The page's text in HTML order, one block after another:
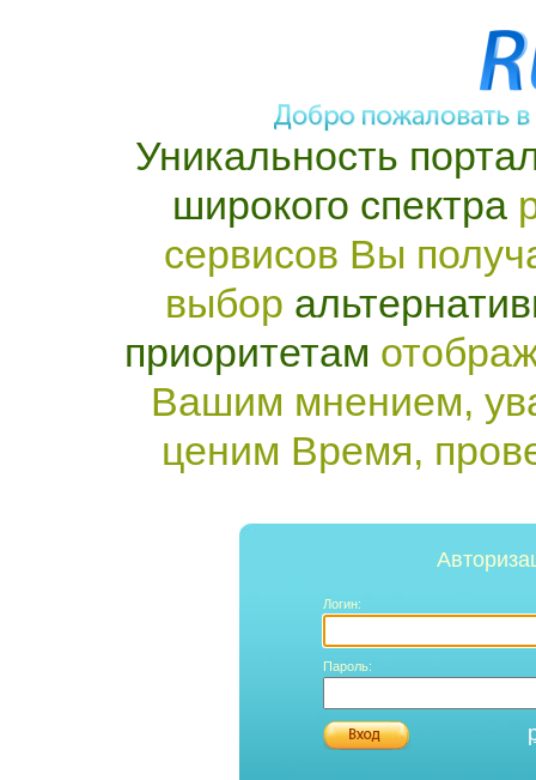
Уникальность
широкого спектра
сервисов Вы
выбор
приоритетам
Вашим мнением,
ценим Время,
Логин:
Пароль: